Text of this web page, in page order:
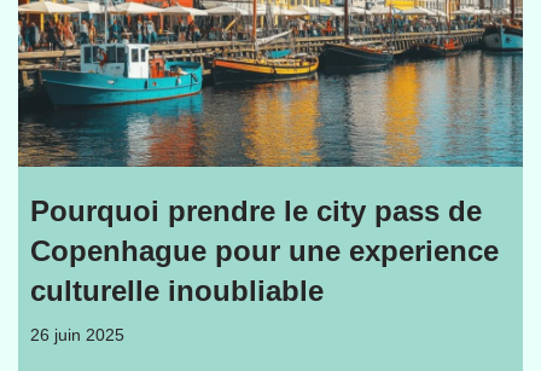
Pourquoi prendre le city pass de
Copenhague pour une experience
culturelle inoubliable
26 juin 2025